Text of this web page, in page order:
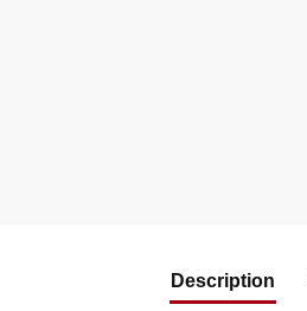
Description